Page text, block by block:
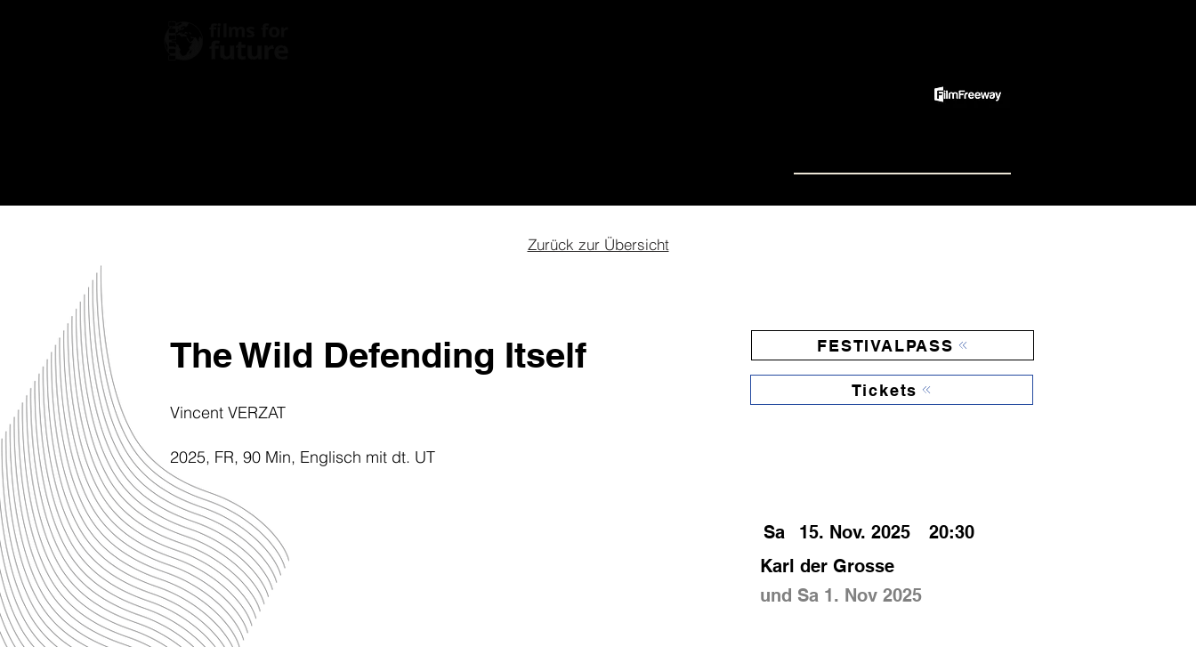
Zurück zur Übersicht
The Wild Defending Itself
Vincent VERZAT
2025, FR, 90 Min, Englisch mit dt. UT
FESTIVALPASS
Tickets
15. Nov. 2025
20:30
Karl der Grosse
Sa
und Sa 1. Nov 2025